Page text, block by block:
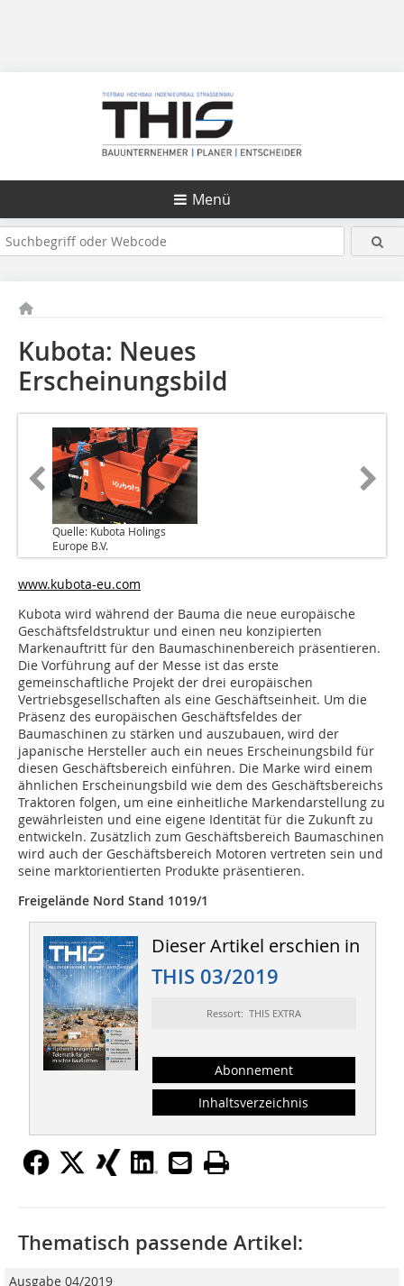
Menü
Kubota: Neues
Erscheinungsbild
Quelle: Kubota Holings
Europe B.V.
www.kubota-eu.com
Kubota wird während der Bauma die neue europäische
Geschäftsfeldstruktur und einen neu konzipierten
Markenauftritt für den Baumaschinenbereich präsentieren.
Die Vorführung auf der Messe ist das erste
gemeinschaftliche Projekt der drei europäischen
Vertriebsgesellschaften als eine Geschäftseinheit. Um die
Präsenz des europäischen Geschäftsfeldes der
Baumaschinen zu stärken und auszubauen, wird der
japanische Hersteller auch ein neues Erscheinungsbild für
diesen Geschäftsbereich einführen. Die Marke wird einem
ähnlichen Erscheinungsbild wie dem des Geschäftsbereichs
Traktoren folgen, um eine einheitliche Markendarstellung zu
gewährleisten und eine eigene Identität für die Zukunft zu
entwickeln. Zusätzlich zum Geschäftsbereich Baumaschinen
wird auch der Geschäftsbereich Motoren vertreten sein und
seine marktorientierten Produkte präsentieren.
Freigelände Nord Stand 1019/1
Dieser Artikel erschien in
THIS 03/2019
Ressort: THIS EXTRA
Abonnement
Inhaltsverzeichnis
Thematisch passende Artikel:
Ausgabe 04/2019